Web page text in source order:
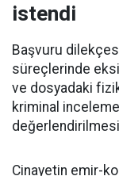
istendi
Başvuru
süreçlerinde
ve dosyadaki
kriminal
Cinayetin emir-